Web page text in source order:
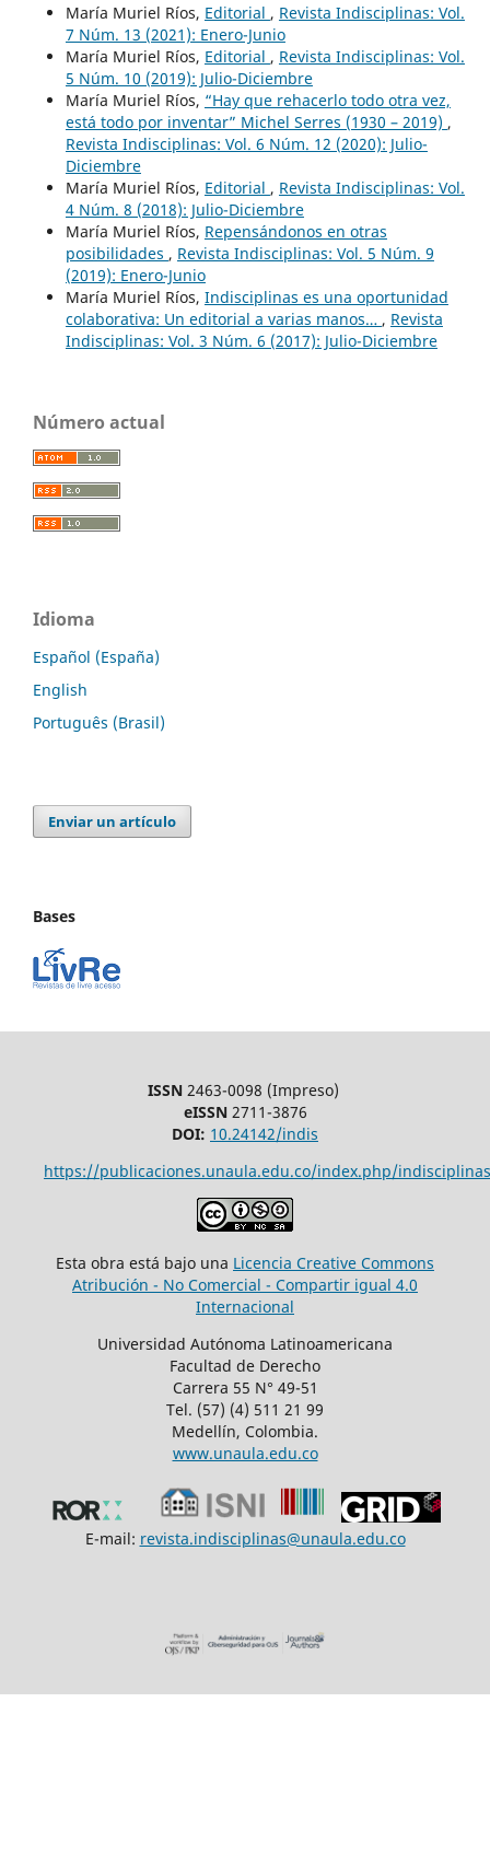
María Muriel Ríos, Editorial , Revista Indisciplinas: Vol.
7 Núm. 13 (2021): Enero-Junio
María Muriel Ríos, Editorial , Revista Indisciplinas: Vol.
5 Núm. 10 (2019): Julio-Diciembre
María Muriel Ríos, “Hay que rehacerlo todo otra vez,
está todo por inventar” Michel Serres (1930 – 2019) ,
Revista Indisciplinas: Vol. 6 Núm. 12 (2020): Julio-
Diciembre
María Muriel Ríos, Editorial , Revista Indisciplinas: Vol.
4 Núm. 8 (2018): Julio-Diciembre
María Muriel Ríos, Repensándonos en otras
posibilidades , Revista Indisciplinas: Vol. 5 Núm. 9
(2019): Enero-Junio
María Muriel Ríos, Indisciplinas es una oportunidad
colaborativa: Un editorial a varias manos… , Revista
Indisciplinas: Vol. 3 Núm. 6 (2017): Julio-Diciembre
Número actual
Idioma
Español (España)
English
Português (Brasil)
Enviar un artículo
Bases
ISSN2463-0098 (Impreso)
eISSN2711-3876
DOI: 10.24142/indis
https://publicaciones.unaula.edu.co/index.php/
Esta obra está bajo una Licencia Creative Commons
Atribución - No Comercial - Compartir igual 4.0
Internacional
Universidad Autónoma Latinoamericana
Facultad de Derecho
Carrera 55 N° 49-51
Tel. (57) (4) 511 21 99
Medellín, Colombia.
www.unaula.edu.co
E-mail: revista.indisciplinas@unaula.edu.co